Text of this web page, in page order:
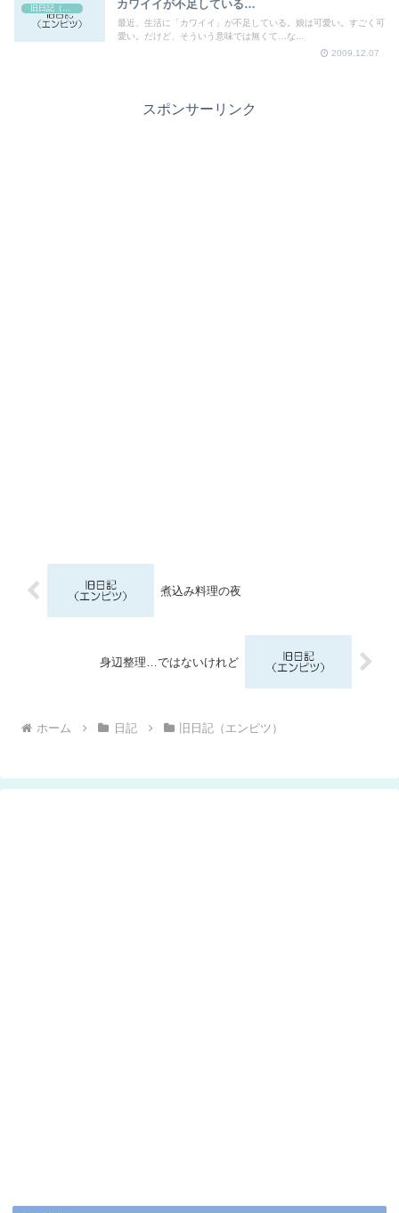
カワイイが不足している…
最近、生活に「カワイイ」が不足している。娘は可愛い。すごく可
愛い。だけど、そういう意味では無くて…な...
2009.12.07
スポンサーリンク
煮込み料理の夜
身辺整理…ではないけれど
ホーム 日記 旧日記（エンピツ）